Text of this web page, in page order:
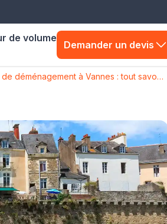
de volume
Demander un devis
Devis de déménagement à Vannes : tout savoir sur le Morbihan